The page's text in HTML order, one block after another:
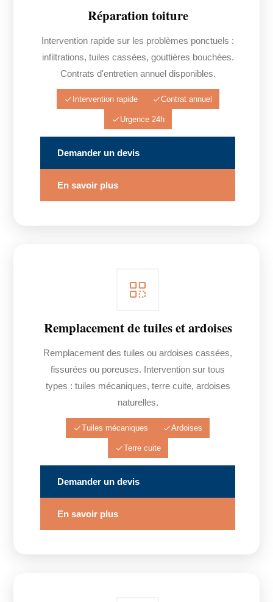
Réparation toiture
Intervention rapide sur les problèmes ponctuels :
infiltrations, tuiles cassées, gouttières bouchées.
Contrats d'entretien annuel disponibles.
Intervention rapide Contrat annuel
Urgence 24h
Demander un devis
En savoir plus
Remplacement de tuiles et ardoises
Remplacement des tuiles ou ardoises cassées,
fissurées ou poreuses. Intervention sur tous
types : tuiles mécaniques, terre cuite, ardoises
naturelles.
Tuiles mécaniques Ardoises
Terre cuite
Demander un devis
En savoir plus